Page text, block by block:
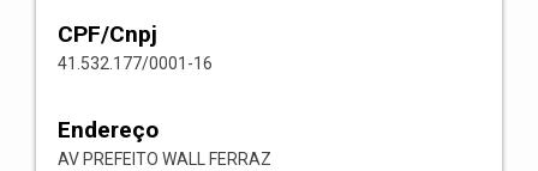
CPF/Cnpj
41.532.177/0001-16
Endereço
AV PREFEITO WALL FERRAZ